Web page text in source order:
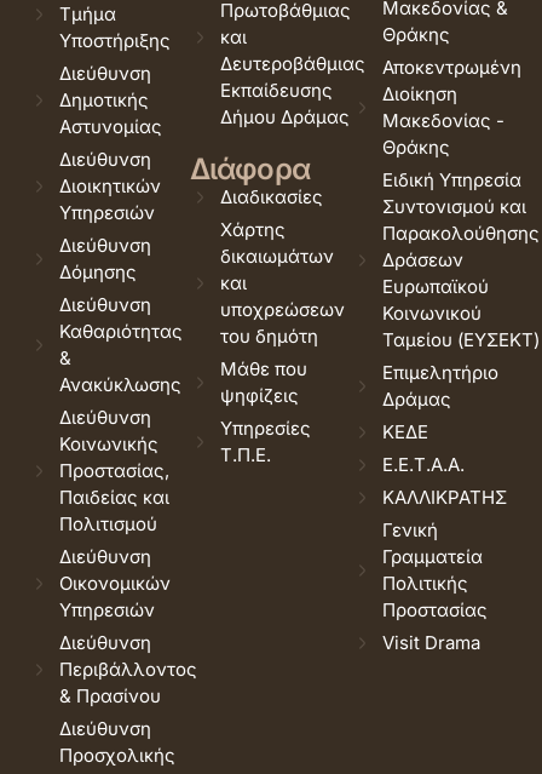
Τμήμα
Υποστήριξης
Διεύθυνση
Δημοτικής
Αστυνομίας
Διεύθυνση
Διοικητικών
Υπηρεσιών
Διεύθυνση
Δόμησης
Διεύθυνση
Καθαριότητας
&
Ανακύκλωσης
Διεύθυνση
Κοινωνικής
Προστασίας,
Παιδείας και
Πολιτισμού
Διεύθυνση
Οικονομικών
Υπηρεσιών
Διεύθυνση
Περιβάλλοντος
& Πρασίνου
Διεύθυνση
Προσχολικής
Πρωτοβάθμιας
και
Δευτεροβάθμιας
Εκπαίδευσης
Δήμου Δράμας
Διάφορα
Διαδικασίες
Χάρτης
δικαιωμάτων
και
υποχρεώσεων
του δημότη
Μάθε που
ψηφίζεις
Υπηρεσίες
Τ.Π.Ε.
Μακεδονίας &
Θράκης
Αποκεντρωμένη
Διοίκηση
Μακεδονίας -
Θράκης
Ειδική Υπηρεσία
Συντονισμού και
Παρακολούθησης
Δράσεων
Ευρωπαϊκού
Κοινωνικού
Ταμείου (ΕΥΣΕΚΤ)
Επιμελητήριο
Δράμας
ΚΕΔΕ
Ε.Ε.Τ.Α.Α.
ΚΑΛΛΙΚΡΑΤΗΣ
Γενική
Γραμματεία
Πολιτικής
Προστασίας
Visit Drama